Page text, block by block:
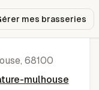
mes brasseries
, 68100
mulhouse